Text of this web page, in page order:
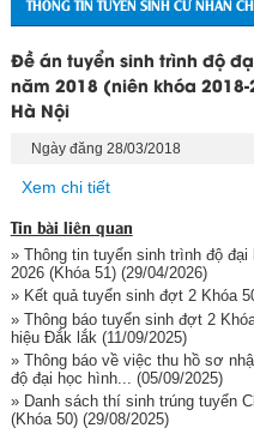
THÔNG TIN TUYỂN SINH CỬ NHÂN
Đề án tuyển sinh trình độ
năm 2018 (niên khóa
Hà Nội
Ngày đăng 28/03/2018
Xem chi tiết
Tin bài liên quan
» Thông tin tuyển sinh trình độ
2026 (Khóa 51)(29/04/2026)
» Kết quả tuyển sinh đợt 2 Khóa
» Thông báo tuyển sinh đợt 2
hiệu Đắk lắk (11/09/2025)
» Thông báo về việc thu hồ sơ
độ đại học hình... (05/09/2025)
» Danh sách thí sinh trúng tuyển
(Khóa 50)(29/08/2025)